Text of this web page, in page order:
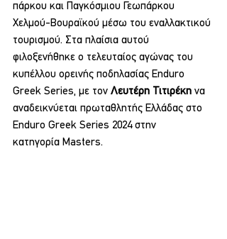
πάρκου και Παγκόσμιου Γεωπάρκου
Χελμού-Βουραϊκού μέσω του εναλλακτικού
τουρισμού. Στα πλαίσια αυτού
φιλοξενήθηκε ο τελευταίος αγώνας του
κυπέλλου ορεινής ποδηλασίας Enduro
Greek Series, με τον Λευτέρη Τιτιρέκη να
αναδεικνύεται πρωταθλητής Ελλάδας στο
Enduro Greek Series 2024 στην
κατηγορία Masters.